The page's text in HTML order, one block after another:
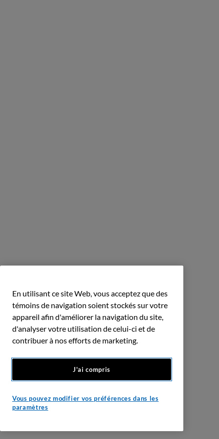
En utilisant ce site Web, vous acceptez que des
témoins de navigation soient stockés sur votre
appareil afin d'améliorer la navigation du site,
d'analyser votre utilisation de celui-ci et de
contribuer à nos efforts de marketing.
J'ai compris
Vous pouvez modifier vos préférences dans les
paramètres